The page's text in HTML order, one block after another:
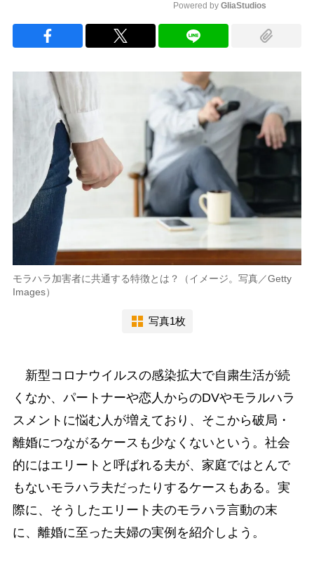
Powered by GliaStudios
モラハラ加害者に共通する特徴とは？（イメージ。写真／Getty
Images）
写真1枚
新型コロナウイルスの感染拡大で自粛生活が続
くなか、パートナーや恋人からのDVやモラルハラ
スメントに悩む人が増えており、そこから破局・
離婚につながるケースも少なくないという。社会
的にはエリートと呼ばれる夫が、家庭ではとんで
もないモラハラ夫だったりするケースもある。実
際に、そうしたエリート夫のモラハラ言動の末
に、離婚に至った夫婦の実例を紹介しよう。